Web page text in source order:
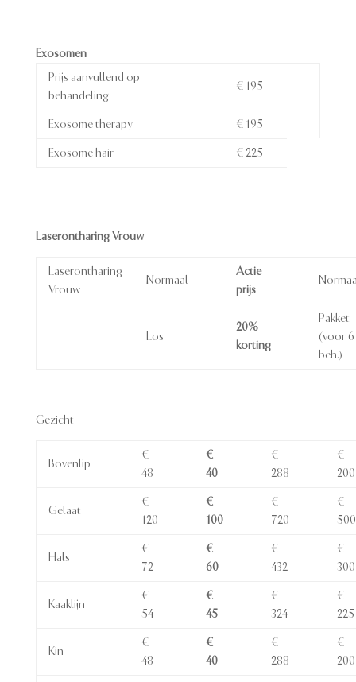
Exosomen
Prijs aanvullend op
behandeling
€ 195
Exosome therapy € 195
Exosome hair € 225
Laserontharing Vrouw
Laserontharing
Vrouw
Normaal
Actie
prijs
Los
20%
korting
Pakket
(voor 6
beh.)
Gezicht
Bovenlip
€
48
€
40
€
288
€
200
Gelaat
€
120
€
100
€
720
€
500
Hals
€
72
€
60
€
432
€
300
Kaaklijn
€
54
€
45
€
324
€
225
Kin
€
48
€
40
€
288
€
200